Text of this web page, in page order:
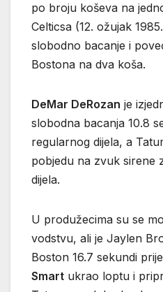
po broju koševa na
Celticsa (12. ožujak
slobodno bacanje i
Bostona na dva koša.
DeMar DeRozan je
slobodna bacanja 10.8
regularnog dijela, a
pobjedu na zvuk sirene
dijela.
U produžecima su se
vodstvu, ali je Jaylen
Boston 16.7 sekundi
Smart ukrao loptu i